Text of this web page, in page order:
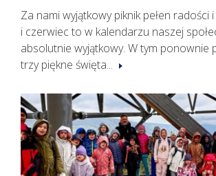
Za nami wyjątkowy piknik pełen radości
i czerwiec to w kalendarzu naszej
absolutnie wyjątkowy. W tym ponownie
trzy piękne święta...